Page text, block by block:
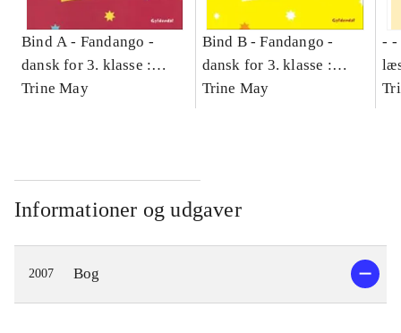
Bind A - Fandango -
dansk for 3. klasse :
grundbog -- Arbejdsbog.
Trine May
Bind B -Fandango -
dansk for 3. klasse :
grundbog -- Arbejdsbog.
Trine May
- -
-
Informationer og udgaver
2007 Bog